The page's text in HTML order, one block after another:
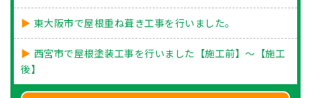
東大阪市で屋根重ね葺き工事を行いました。
西宮市で屋根塗装工事を行いました【施工前】～【施工
後】